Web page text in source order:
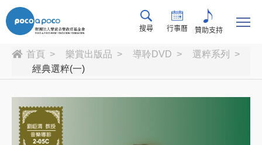
搜尋 行事曆 贊助支持
首頁 樂賞出版品 導聆DVD
選粹系列
經典選粹(一)